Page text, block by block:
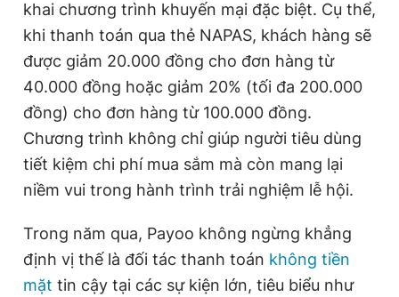
khai chương trình khuyến mại đặc biệt. Cụ thể,
khi thanh toán qua thẻ NAPAS, khách hàng sẽ
được giảm 20.000 đồng cho đơn hàng từ
40.000 đồng hoặc giảm 20% (tối đa 200.000
đồng) cho đơn hàng từ 100.000 đồng.
Chương trình không chỉ giúp người tiêu dùng
tiết kiệm chi phí mua sắm mà còn mang lại
niềm vui trong hành trình trải nghiệm lễ hội.
Trong năm qua, Payoo không ngừng khẳng
định vị thế là đối tác thanh toán không tiền
mặt tin cậy tại các sự kiện lớn, tiêu biểu như